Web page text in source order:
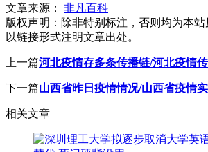
文章来源：
非凡百科
版权声明： 除非特别标注，否则均为本
以链接形式注明文章出处。
上一篇河北疫情存多条传播链/河北疫情
下一篇山西省昨日疫情情况/山西省疫情
相关文章